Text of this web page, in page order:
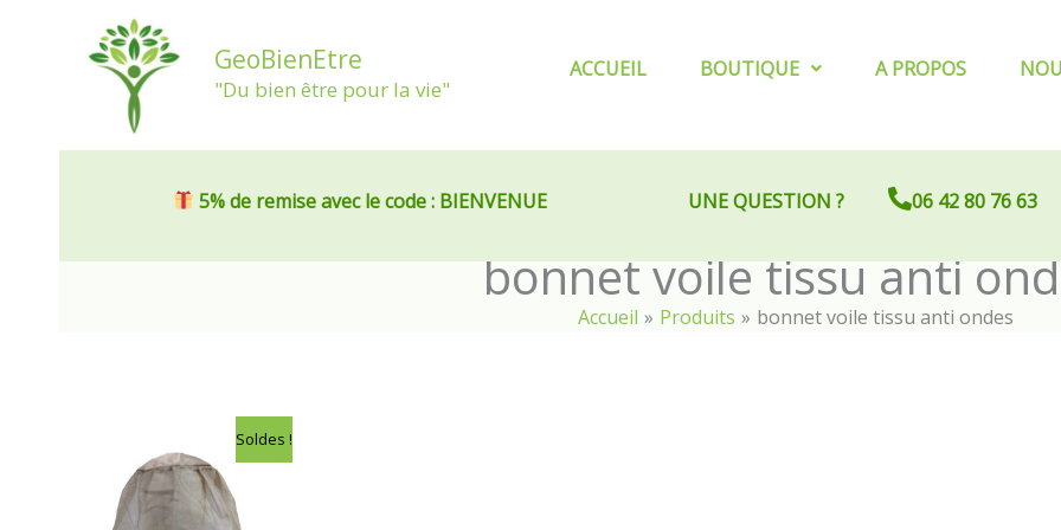
GeoBienEtre
"Du bien être pour la vie"
ACCUEIL BOUTIQUE A PROPOS
5% de remiseavec le code : BIENVENUE UNE QUESTION ? 06 42 80 76 63
bonnet voile tissu anti
Accueil Produits bonnet voile tissu anti ondes
Soldes !
prix
initial
était :
85,00€.
Le
est :
75,00€.